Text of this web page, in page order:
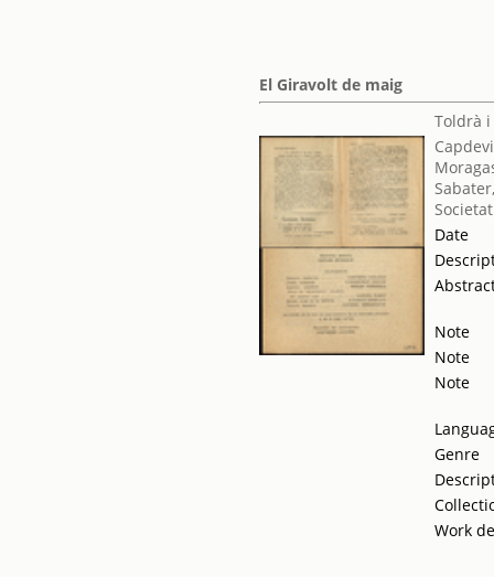
El Giravolt de maig
Toldrà i
Date
Note
Note
Note
Genre
Work